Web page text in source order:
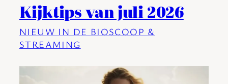
Kijktips van juli 2026
NIEUW IN DE BIOSCOOP &
STREAMING